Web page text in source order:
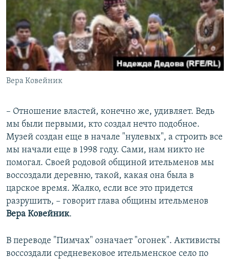
Вера Ковейник
– Отношение властей, конечно же, удивляет. Ведь
мы были первыми, кто создал нечто подобное.
Музей создан еще в начале "нулевых", а строить все
мы начали еще в 1998 году. Сами, нам никто не
помогал. Своей родовой общиной ительменов мы
воссоздали деревню, такой, какая она была в
царское время. Жалко, если все это придется
разрушить, – говорит глава общины ительменов
Вера Ковейник.
В переводе "Пимчах" означает "огонек". Активисты
воссоздали средневековое ительменское село по